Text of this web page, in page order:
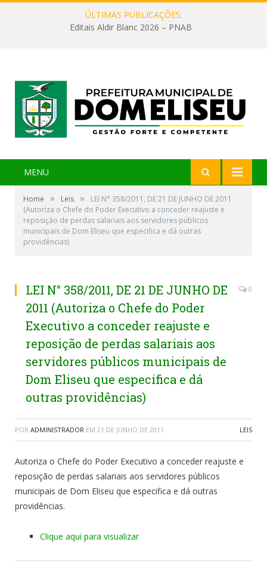
ÚLTIMAS PUBLICAÇÕES:
Editais Aldir Blanc 2026 – PNAB
MENU
Home » Leis »
LEI N° 358/2011, DE 21 DE JUNHO DE 2011
(Autoriza o Chefe do Poder Executivo a conceder reajuste e
reposição de perdas salariais aos servidores públicos
municipais de Dom Eliseu que especifica e dá outras
providências)
LEI N° 358/2011, DE 21 DE JUNHO DE
2011 (Autoriza o Chefe do Poder
Executivo a conceder reajuste e
reposição de perdas salariais aos
servidores públicos municipais de
Dom Eliseu que especifica e dá
outras providências)
0
POR ADMINISTRADOR EM 21 DE JUNHO DE 2011 LEIS
Autoriza o Chefe do Poder Executivo a conceder reajuste e
reposição de perdas salariais aos servidores públicos
municipais de Dom Eliseu que especifica e dá outras
providências.
Clique aqui para visualizar